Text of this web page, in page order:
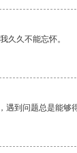
久久不能忘怀。
到问题总是能够